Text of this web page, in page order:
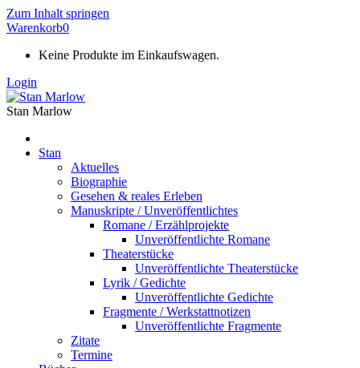
Zum Inhalt springen
Warenkorb0
Keine Produkte im Einkaufswagen.
Login
Stan Marlow
Stan
Aktuelles
Biographie
Gesehen & reales Erleben
Manuskripte / Unveröffentlichtes
Romane / Erzählprojekte
Unveröffentlichte Romane
Theaterstücke
Unveröffentlichte Theaterstücke
Lyrik / Gedichte
Unveröffentlichte Gedichte
Fragmente / Werkstattnotizen
Unveröffentlichte Fragmente
Zitate
Termine